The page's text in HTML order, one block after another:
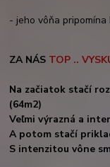
- jeho vôňa pripomína
ZA NÁS TOP ..
Na začiatok stačí
(64m2)
Veľmi výrazná a
A potom stačí
S intenzitou vône